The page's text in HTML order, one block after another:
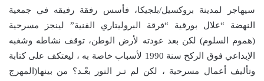
سيهاجر لمدينة بروكسيل/بلجيكا، فأسس رفقة رفيقه في جمعية
النهضة “علال بورقية “فرقة البروليتاري الفنية” لينجز مسرحية
(هموم السلوم) لكن بعد عودته لأرض الوطن، توقف نشاطه وشغبه
الإبداعي فوق الركح سنة 1990 لأسباب خاصة به ، ليعتكف على كتابة
وتأليف أعمال مسرحية ، لكن لم تـر النور بعْـد؟ من بينها(المهرج